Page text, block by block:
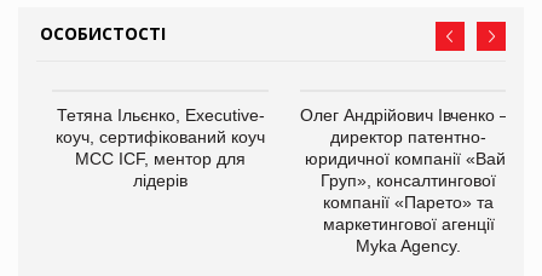
ОСОБИСТОСТІ
Тетяна Ільєнко, Executive-
коуч, сертифікований коуч
МСС ICF, ментор для
лідерів
Олег Андрійович Івченко —
директор патентно-
юридичної компанії «Вайз
Груп», консалтингової
компанії «Парето» та
маркетингової агенції
Myka Agency.